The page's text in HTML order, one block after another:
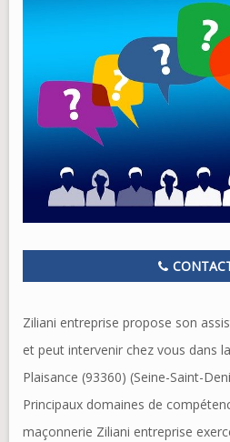
Ziliani entreprise propose son
et peut intervenir chez vous dans
Plaisance (93360) (Seine-Saint-
Principaux domaines de
maçonnerie Ziliani entreprise